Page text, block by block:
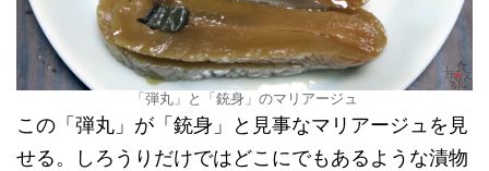
「弾丸」と「銃身」のマリアージュ
この「弾丸」が「銃身」と見事なマリアージュを見
せる。しろうりだけではどこにでもあるような漬物